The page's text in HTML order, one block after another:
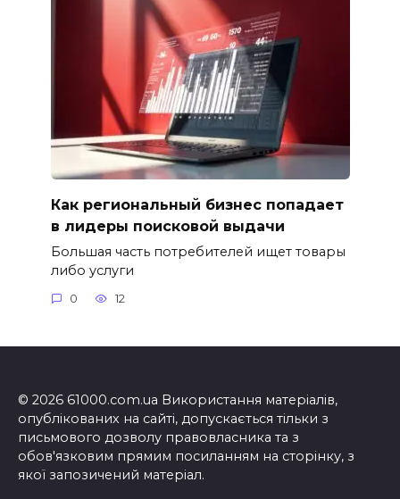
Как региональный бизнес попадает
в лидеры поисковой выдачи
Большая часть потребителей ищет товары
либо услуги
0 12
© 2026 61000.com.ua Використання матеріалів,
опублікованих на сайті, допускається тільки з
письмового дозволу правовласника та з
обов'язковим прямим посиланням на сторінку, з
якої запозичений матеріал.